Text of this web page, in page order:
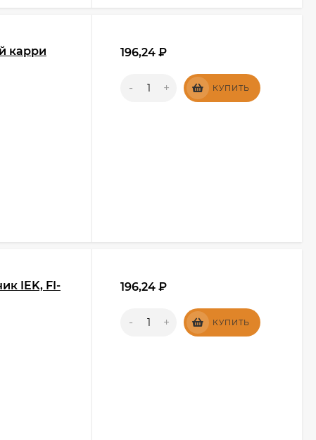
карри
196,24 ₽
- + КУПИТЬ
IEK, FI-
196,24 ₽
- + КУПИТЬ